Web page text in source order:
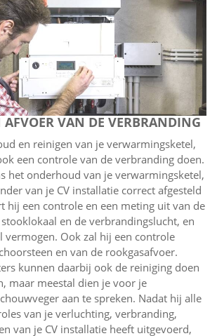
AFVOER VAN DE VERBRANDING
en reinigen van je verwarmingsketel,
een controle van de verbranding doen.
het onderhoud van je verwarmingsketel,
van je CV installatie correct afgesteld
hij een controle en een meting uit van de
en de verbrandingslucht, en
vermogen. Ook zal hij een controle
en van de rookgasafvoer.
kunnen daarbij ook de reiniging doen
maar meestal dien je voor je
aan te spreken. Nadat hij alle
van je verluchting, verbranding,
van je CV installatie heeft uitgevoerd,